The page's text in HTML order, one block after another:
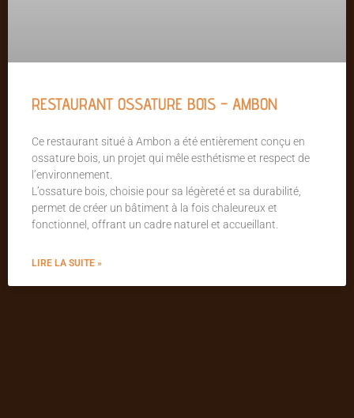
RESTAURANT OSSATURE BOIS – AMBON
Ce restaurant situé à Ambon a été entièrement conçu en
ossature bois, un projet qui mêle esthétisme et respect de
l’environnement.
L’ossature bois, choisie pour sa légèreté et sa durabilité,
permet de créer un bâtiment à la fois chaleureux et
fonctionnel, offrant un cadre naturel et accueillant.
LIRE LA SUITE »